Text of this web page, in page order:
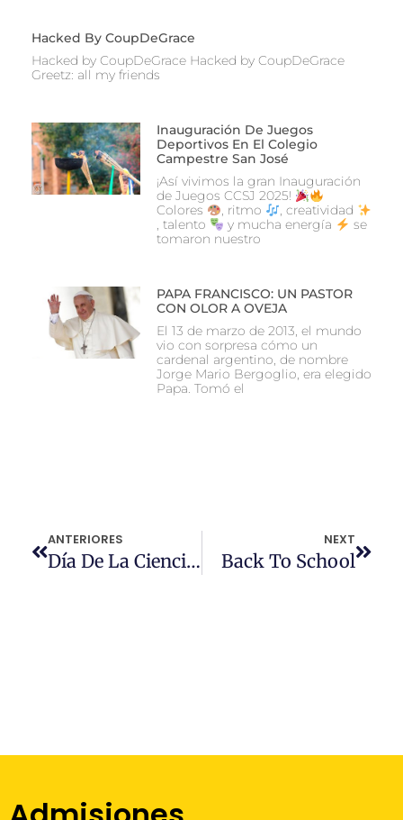
Hacked By CoupDeGrace
Hacked by CoupDeGrace Hacked by CoupDeGrace
Greetz: all my friends
Inauguración De Juegos
Deportivos En El Colegio
Campestre San José
¡Así vivimos la gran Inauguración
de Juegos CCSJ 2025!
Colores
, ritmo
, creatividad
, talento
y mucha energía
se
tomaron nuestro
PAPA FRANCISCO: UN PASTOR
CON OLOR A OVEJA
El 13 de marzo de 2013, el mundo
vio con sorpresa cómo un
cardenal argentino, de nombre
Jorge Mario Bergoglio, era elegido
Papa. Tomó el
ANTERIORES
Día De La Ciencia 2024
NEXT
Back To School